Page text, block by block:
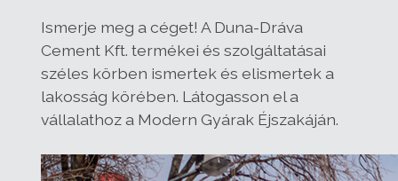
Ismerje meg a céget! A Duna-Dráva
Cement Kft. termékei és szolgáltatásai
széles körben ismertek és elismertek a
lakosság körében. Látogasson el a
vállalathoz a Modern Gyárak Éjszakáján.